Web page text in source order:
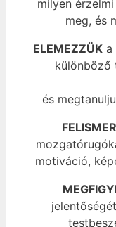
milyen
meg, és
ELEMEZZÜK a
különböző
és
motiváció,